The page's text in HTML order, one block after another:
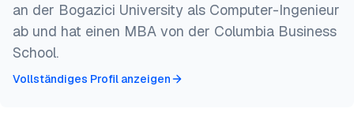
an der Bogazici University als Computer-Ingenieur
ab und hat einen MBA von der Columbia Business
School.
Vollständiges Profil anzeigen